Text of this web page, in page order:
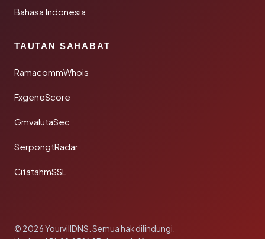
Bahasa Indonesia
TAUTAN SAHABAT
RamacommWhois
FxgeneScore
GmvalutaSec
SerpongtRadar
CitatahmSSL
© 2026 YourvillDNS. Semua hak dilindungi.